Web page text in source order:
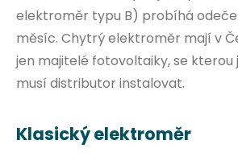
elektroměr typu B) probíhá
měsíc. Chytrý elektroměr mají v
jen majitelé fotovoltaiky, se kterou
musí distributor instalovat.
Klasický elektroměr